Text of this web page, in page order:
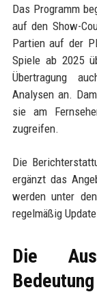
Das Programm
auf den Show-
Partien auf der
Spiele ab 2025
Übertragung
Analysen an.
sie am
zugreifen.
Die
ergänzt das
werden unter
regelmäßig
Die
Bedeutung